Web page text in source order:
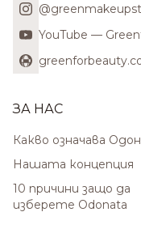
YouTube —
ЗА НАС
Какво означава
Нашата концепция
10 причини защо да
изберете Odonata